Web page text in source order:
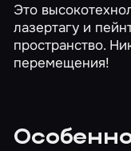
Это
лазертагу и
пространство.
перемещения!